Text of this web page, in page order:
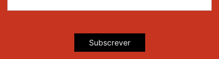
Subscrever